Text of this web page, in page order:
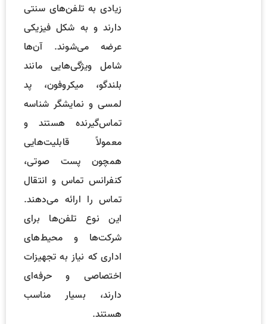
زیادی به تلفن‌های سنتی
دارند و به شکل فیزیکی
عرضه می‌شوند. آن‌ها
شامل ویژگی‌هایی مانند
بلندگو، میکروفون، پد
لمسی و نمایشگر شناسه
تماس‌گیرنده هستند و
معمولاً قابلیت‌هایی
همچون پست صوتی،
کنفرانس تماس و انتقال
تماس را ارائه می‌دهند.
این نوع تلفن‌ها برای
شرکت‌ها و محیط‌های
اداری که نیاز به تجهیزات
اختصاصی و حرفه‌ای
دارند، بسیار مناسب
هستند.